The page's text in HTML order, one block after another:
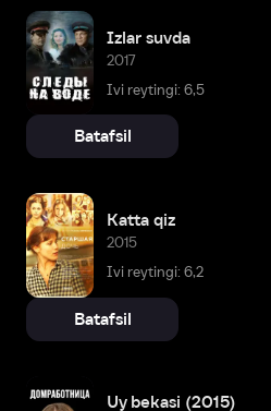
Izlar suvda
2017
Ivi reytingi: 6,5
Batafsil
Katta qiz
2015
Ivi reytingi: 6,2
Batafsil
Uy bekasi (2015)